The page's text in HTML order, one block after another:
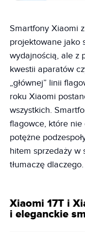
Smartfony Xiaomi
projektowane jako
wydajnością, ale z
kwestii aparatów
„głównej” linii
roku Xiaomi
wszystkich.
flagowce, które nie
potężne
hitem sprzedaży w
tłumaczę dlaczego.
Xiaomi 17T i
i eleganckie